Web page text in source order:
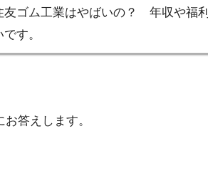
友ゴム工業はやばいの？ 年収や福
です。
答えします。